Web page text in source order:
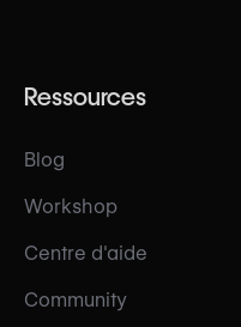
Ressources
Blog
Workshop
Centre d'aide
Community